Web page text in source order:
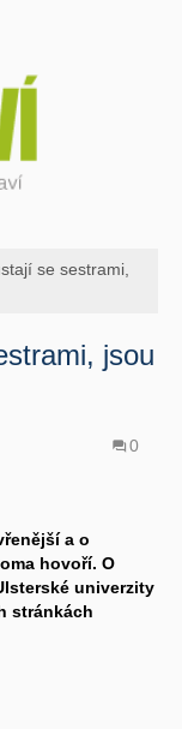
se sestrami,
jsou
0
a o
hovoří. O
univerzity
stránkách